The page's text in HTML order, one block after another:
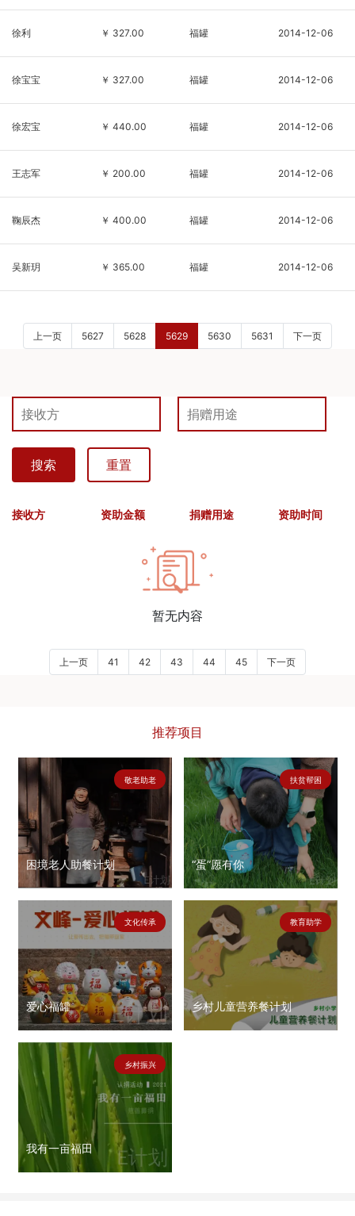
徐利 ￥ 327.00 福罐 2014-12-06
徐宝宝 ￥ 327.00 福罐 2014-12-06
徐宏宝 ￥ 440.00 福罐 2014-12-06
王志军 ￥ 200.00 福罐 2014-12-06
鞠辰杰 ￥ 400.00 福罐 2014-12-06
吴新玥 ￥ 365.00 福罐 2014-12-06
上一页 5627 5628 5629 5630 5631 下一页
搜索 重置
接收方 资助金额 捐赠用途 资助时间
暂无内容
上一页 41 42 43 44 45 下一页
推荐项目
困境老人助餐计划
敬老助老
“蛋”愿有你
扶贫帮困
爱心福罐
文化传承
乡村儿童营养餐计划
教育助学
我有一亩福田
乡村振兴